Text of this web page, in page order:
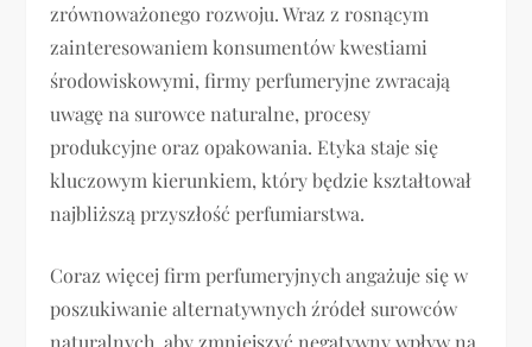
zrównoważonego rozwoju. Wraz z rosnącym
zainteresowaniem konsumentów kwestiami
środowiskowymi, firmy perfumeryjne zwracają
uwagę na surowce naturalne, procesy
produkcyjne oraz opakowania. Etyka staje się
kluczowym kierunkiem, który będzie kształtował
najbliższą przyszłość perfumiarstwa.
Coraz więcej firm perfumeryjnych angażuje się w
poszukiwanie alternatywnych źródeł surowców
naturalnych, aby zmniejszyć negatywny wpływ na